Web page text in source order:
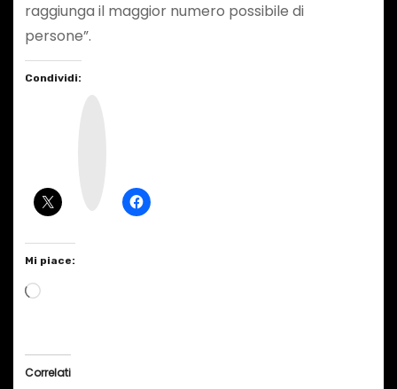
raggiunga il maggior numero possibile di
persone”.
Condividi:
Mi piace:
C
Correlati